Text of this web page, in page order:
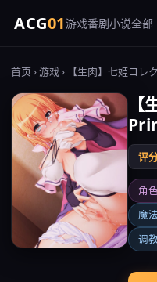
ACG01游戏番剧小说全部
首页 ›游戏› 【生肉】七姫コレ
评
角
魔
调教